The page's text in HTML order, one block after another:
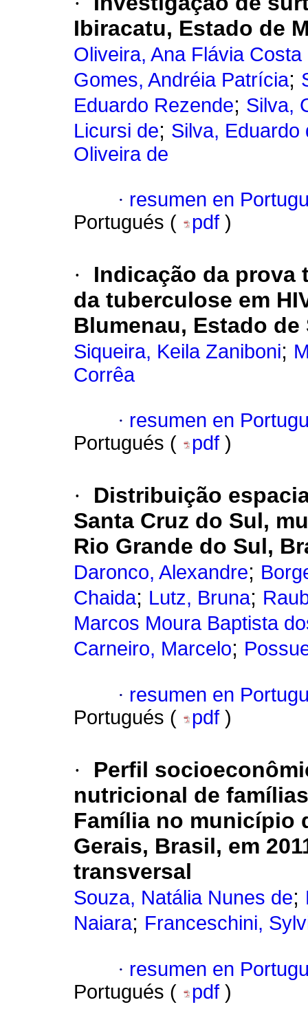
Ibiracatu, Estado de
Oliveira, Ana Flávia
Gomes, Andréia Patrícia;
Eduardo Rezende; Silva,
Licursi de; Silva, Eduardo
Oliveira de
· resumen en
Portugués (
pdf )
·
Indicação da prova
da tuberculose em
Blumenau, Estado de
Siqueira, Keila Zaniboni;
Corrêa
· resumen en
Portugués (
pdf )
·
Distribuição
Santa Cruz do Sul,
Rio Grande do Sul,
Daronco, Alexandre;
Chaida; Lutz, Bruna;
Marcos Moura Baptista
Carneiro, Marcelo;
· resumen en
Portugués (
pdf )
·
Perfil
nutricional de
Família no município
Gerais, Brasil, em
transversal
Souza, Natália Nunes de;
Naiara; Franceschini,
· resumen en
Portugués (
pdf )